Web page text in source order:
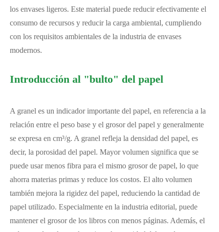
los envases ligeros. Este material puede reducir efectivamente el
consumo de recursos y reducir la carga ambiental, cumpliendo
con los requisitos ambientales de la industria de envases
modernos.
Introducción al "bulto" del papel
A granel es un indicador importante del papel, en referencia a la
relación entre el peso base y el grosor del papel y generalmente
se expresa en cm³/g. A granel refleja la densidad del papel, es
decir, la porosidad del papel. Mayor volumen significa que se
puede usar menos fibra para el mismo grosor de papel, lo que
ahorra materias primas y reduce los costos. El alto volumen
también mejora la rigidez del papel, reduciendo la cantidad de
papel utilizado. Especialmente en la industria editorial, puede
mantener el grosor de los libros con menos páginas. Además, el